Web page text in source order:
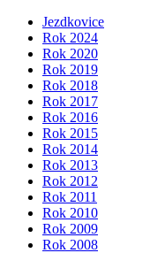
Jezdkovice
Rok 2024
Rok 2020
Rok 2019
Rok 2018
Rok 2017
Rok 2016
Rok 2015
Rok 2014
Rok 2013
Rok 2012
Rok 2011
Rok 2010
Rok 2009
Rok 2008